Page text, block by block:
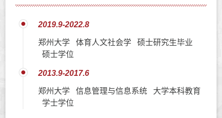
2019.9-2022.8
郑州大学 体育人文社会学 硕士研究生毕业
硕士学位
2013.9-2017.6
郑州大学 信息管理与信息系统 大学本科教育
学士学位